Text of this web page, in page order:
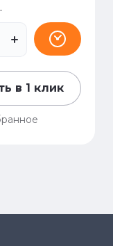
в 1 клик